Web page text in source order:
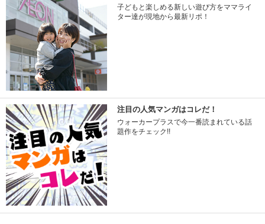
子どもと楽しめる新しい遊び方をママライ
ター達が現地から最新リポ！
注目の人気マンガはコレだ！
ウォーカープラスで今一番読まれている話
題作をチェック!!